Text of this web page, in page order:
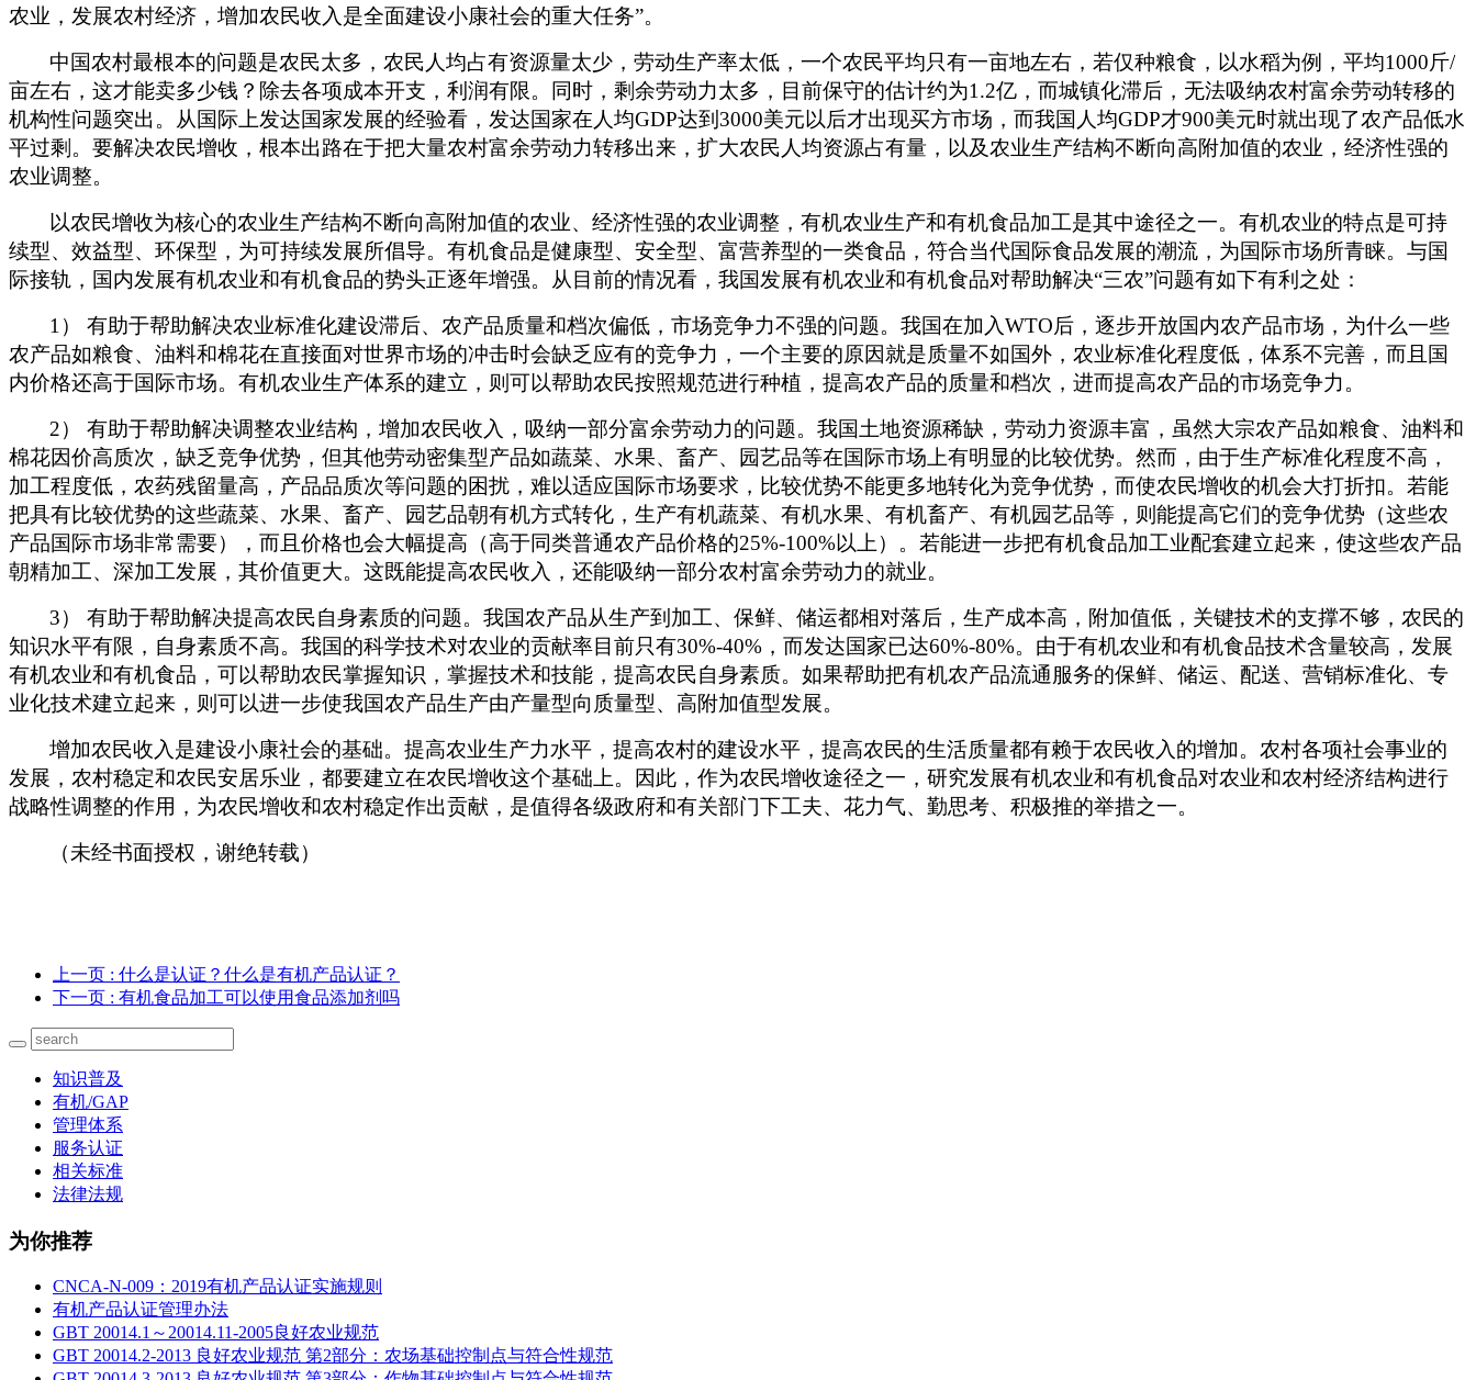
农业，发展农村经济，增加农民收入是全面建设小康社会的重大任务”。
中国农村最根本的问题是农民太多，农民人均占有资源量太少，劳动生产率太低，一个农民平均只有一亩地左右，若仅种粮食，以水稻为例，平均1000斤/
亩左右，这才能卖多少钱？除去各项成本开支，利润有限。同时，剩余劳动力太多，目前保守的估计约为1.2亿，而城镇化滞后，无法吸纳农村富余劳动转移的
机构性问题突出。从国际上发达国家发展的经验看，发达国家在人均GDP达到3000美元以后才出现买方市场，而我国人均GDP才900美元时就出现了农产品低水
平过剩。要解决农民增收，根本出路在于把大量农村富余劳动力转移出来，扩大农民人均资源占有量，以及农业生产结构不断向高附加值的农业，经济性强的
农业调整。
以农民增收为核心的农业生产结构不断向高附加值的农业、经济性强的农业调整，有机农业生产和有机食品加工是其中途径之一。有机农业的特点是可持
续型、效益型、环保型，为可持续发展所倡导。有机食品是健康型、安全型、富营养型的一类食品，符合当代国际食品发展的潮流，为国际市场所青睐。与国
际接轨，国内发展有机农业和有机食品的势头正逐年增强。从目前的情况看，我国发展有机农业和有机食品对帮助解决“三农”问题有如下有利之处：
1 ） 有助于帮助解决农业标准化建设滞后、农产品质量和档次偏低，市场竞争力不强的问题。我国在加入WTO后，逐步开放国内农产品市场，为什么一些
农产品如粮食、油料和棉花在直接面对世界市场的冲击时会缺乏应有的竞争力，一个主要的原因就是质量不如国外，农业标准化程度低，体系不完善，而且国
内价格还高于国际市场。有机农业生产体系的建立，则可以帮助农民按照规范进行种植，提高农产品的质量和档次，进而提高农产品的市场竞争力。
2） 有助于帮助解决调整农业结构，增加农民收入，吸纳一部分富余劳动力的问题。我国土地资源稀缺，劳动力资源丰富，虽然大宗农产品如粮食、油料和
棉花因价高质次，缺乏竞争优势，但其他劳动密集型产品如蔬菜、水果、畜产、园艺品等在国际市场上有明显的比较优势。然而，由于生产标准化程度不高，
加工程度低，农药残留量高，产品品质次等问题的困扰，难以适应国际市场要求，比较优势不能更多地转化为竞争优势，而使农民增收的机会大打折扣。若能
把具有比较优势的这些蔬菜、水果、畜产、园艺品朝有机方式转化，生产有机蔬菜、有机水果、有机畜产、有机园艺品等，则能提高它们的竞争优势（这些农
产品国际市场非常需要），而且价格也会大幅提高（高于同类普通农产品价格的25%-100%以上）。若能进一步把有机食品加工业配套建立起来，使这些农产品
朝精加工、深加工发展，其价值更大。这既能提高农民收入，还能吸纳一部分农村富余劳动力的就业。
3） 有助于帮助解决提高农民自身素质的问题。我国农产品从生产到加工、保鲜、储运都相对落后，生产成本高，附加值低，关键技术的支撑不够，农民的
知识水平有限，自身素质不高。我国的科学技术对农业的贡献率目前只有30%-40%，而发达国家已达60%-80%。由于有机农业和有机食品技术含量较高，发展
有机农业和有机食品，可以帮助农民掌握知识，掌握技术和技能，提高农民自身素质。如果帮助把有机农产品流通服务的保鲜、储运、配送、营销标准化、专
业化技术建立起来，则可以进一步使我国农产品生产由产量型向质量型、高附加值型发展。
增加农民收入是建设小康社会的基础。提高农业生产力水平，提高农村的建设水平，提高农民的生活质量都有赖于农民收入的增加。农村各项社会事业的
发展，农村稳定和农民安居乐业，都要建立在农民增收这个基础上。因此，作为农民增收途径之一，研究发展有机农业和有机食品对农业和农村经济结构进行
战略性调整的作用，为农民增收和农村稳定作出贡献，是值得各级政府和有关部门下工夫、花力气、勤思考、积极推的举措之一。
（未经书面授权，谢绝转载）
上一页 : 什么是认证？什么是有机产品认证？
下一页 : 有机食品加工可以使用食品添加剂吗
知识普及
有机/GAP
管理体系
服务认证
相关标准
法律法规
为你推荐
CNCA-N-009：2019有机产品认证实施规则
有机产品认证管理办法
GBT 20014.1～20014.11-2005良好农业规范
GBT 20014.2-2013 良好农业规范 第2部分：农场基础控制点与符合性规范